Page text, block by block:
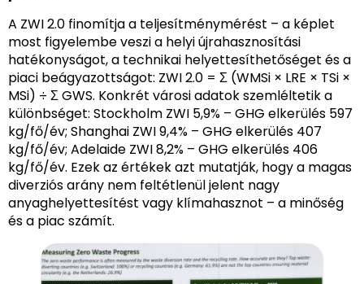
A ZWI 2.0 finomítja a teljesítménymérést – a képlet
most figyelembe veszi a helyi újrahasznosítási
hatékonyságot, a technikai helyettesíthetőséget és a
piaci beágyazottságot: ZWI 2.0 = Σ (WMSi × LRE × TSi ×
MSi) ÷ Σ GWS. Konkrét városi adatok szemléltetik a
különbséget: Stockholm ZWI 5,9% – GHG elkerülés 597
kg/fő/év; Shanghai ZWI 9,4% – GHG elkerülés 407
kg/fő/év; Adelaide ZWI 8,2% – GHG elkerülés 406
kg/fő/év. Ezek az értékek azt mutatják, hogy a magas
diverziós arány nem feltétlenül jelent nagy
anyaghelyettesítést vagy klímahasznot – a minőség
és a piac számít.